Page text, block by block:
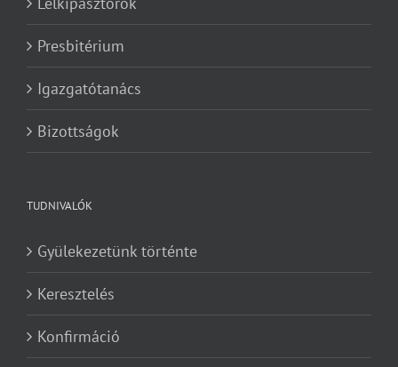
Presbitérium
Igazgatótanács
Bizottságok
TUDNIVALÓK
Gyülekezetünk történte
Keresztelés
Konfirmáció